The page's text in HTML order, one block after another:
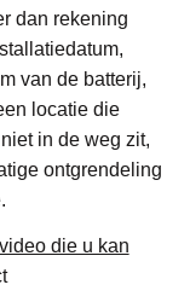
dan rekening
van de batterij,
locatie die
in de weg zit,
ontgrendeling
die u kan